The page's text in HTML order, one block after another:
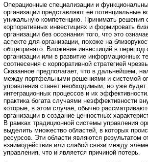
Операционные специализации и
организации представляют её потенциальные
уникальную компетенцию. Принимать решения
корпоративных инвестициях и формировать
организации без осознания того, что это
аспекте для организации, похоже на
общепринято. Вложение инвестиций в
организации или в развитие информационных
соотнесения с корпоративной стратегией
Сказанное предполагает, что в дальнейшем,
между портфельными решениями и системой
управления станет необходимым, но уже будет
интеграционных процессов и их
практика богата случаями неэффективности
которые, в этом случае, обычно
организации в создание ценностных
В рамках традиционной системы управления
выделить множество областей, в которых
ресурсов. Эти области являются результатом
взаимодействия или слабой связи между
управления, что и является причиной потерь.